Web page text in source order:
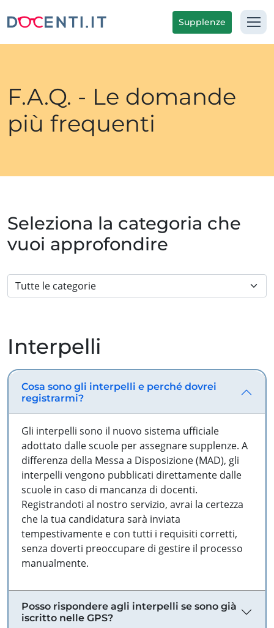
Supplenze
F.A.Q. - Le domande
più frequenti
Seleziona la categoria che
vuoi approfondire
Interpelli
Cosa sono gli interpelli e perché dovrei
registrarmi?
Gli interpelli sono il nuovo sistema ufficiale
adottato dalle scuole per assegnare supplenze. A
differenza della Messa a Disposizione (MAD), gli
interpelli vengono pubblicati direttamente dalle
scuole in caso di mancanza di docenti.
Registrandoti al nostro servizio, avrai la certezza
che la tua candidatura sarà inviata
tempestivamente e con tutti i requisiti corretti,
senza doverti preoccupare di gestire il processo
manualmente.
Posso rispondere agli interpelli se sono già
iscritto nelle GPS?